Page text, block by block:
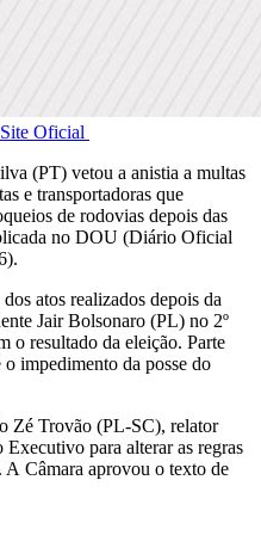
Site Oficial
(PT) vetou a anistia a multas
e transportadoras que
de rodovias depois das
no DOU (Diário Oficial
atos realizados depois da
Jair Bolsonaro (PL) no 2º
o resultado da eleição. Parte
impedimento da posse do
Zé Trovão (PL-SC), relator
para alterar as regras
Câmara aprovou o texto de